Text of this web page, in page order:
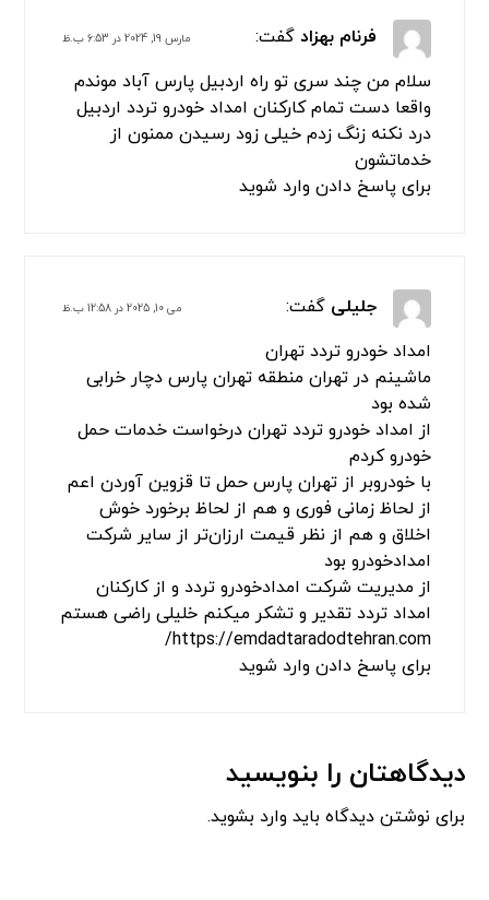
فرنام بهزاد گفت: مارس 19, 2024 در 6:53 ب.ظ
سلام من چند سری تو راه اردبیل پارس آباد موندم
واقعا دست تمام کارکنان امداد خودرو تردد اردبیل
درد نکنه زنگ زدم خیلی زود رسیدن ممنون از
خدماتشون
برای پاسخ دادن وارد شوید
جلیلی گفت: می 10, 2025 در 12:58 ب.ظ
امداد خودرو تردد تهران
ماشینم در تهران منطقه تهران پارس دچار خرابی
شده بود
از امداد خودرو تردد تهران درخواست خدمات حمل
خودرو کردم
با خودروبر از تهران پارس حمل تا قزوین آوردن اعم
از لحاظ زمانی فوری و هم از لحاظ برخورد خوش
اخلاق و هم از نظر قیمت ارزان‌تر از سایر شرکت
امدادخودرو بود
از مدیریت شرکت امدادخودرو تردد و از کارکنان
امداد تردد تقدیر و تشکر میکنم خلیلی راضی هستم
https://emdadtaradodtehran.com/
برای پاسخ دادن وارد شوید
دیدگاهتان را بنویسید
برای نوشتن دیدگاه باید وارد بشوید.